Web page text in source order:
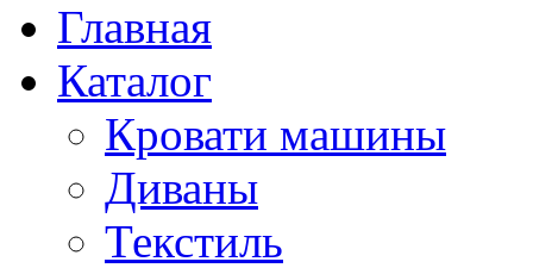
Главная
Каталог
Кровати машины
Диваны
Текстиль